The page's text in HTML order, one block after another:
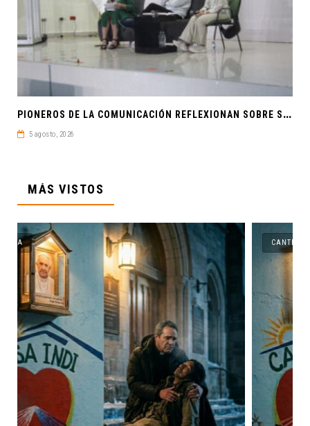
P
IONEROS DE LA COMUNICACIÓN REFLEXIONAN SOBRE SOBERANÍA CULTURAL Y JUSTICIA EN ALAIC 2026
5 agosto, 2026
MÁS VISTOS
CANTERA